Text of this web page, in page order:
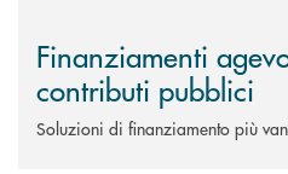
Finanziamenti
contributi pubblici
Soluzioni di finanziamento più